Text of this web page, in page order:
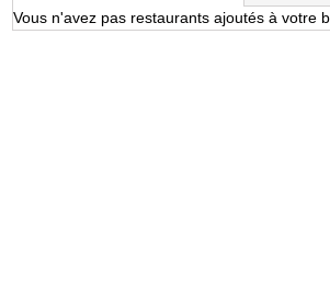
Vous n'avez pas restaurants ajoutés à votre